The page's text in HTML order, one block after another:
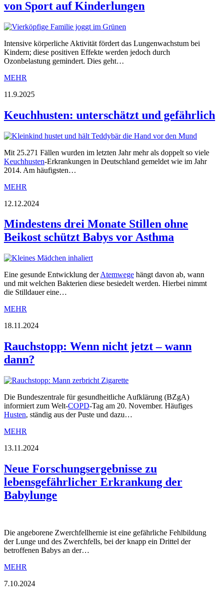
von Sport auf Kinderlungen
Intensive körperliche Aktivität fördert das Lungenwachstum bei
Kindern; diese positiven Effekte werden jedoch durch
Ozonbelastung gemindert. Dies geht…
MEHR
11.9.2025
Keuchhusten: unterschätzt und gefährlich
Mit 25.271 Fällen wurden im letzten Jahr mehr als doppelt so viele
Keuchhusten-Erkrankungen in Deutschland gemeldet wie im Jahr
2014. Am häufigsten…
MEHR
12.12.2024
Mindestens drei Monate Stillen ohne
Beikost schützt Babys vor Asthma
Eine gesunde Entwicklung derAtemwege hängt davon ab, wann
und mit welchen Bakterien diese besiedelt werden. Hierbei nimmt
die Stilldauer eine…
MEHR
18.11.2024
Rauchstopp: Wenn nicht jetzt – wann
dann?
Die Bundeszentrale für gesundheitliche Aufklärung (BZgA)
informiert zum Welt-COPD-Tag am 20. November. Häufiges
Husten, ständig aus der Puste und dazu…
MEHR
13.11.2024
Neue Forschungsergebnisse zu
lebensgefährlicher Erkrankung der
Babylunge
Die angeborene Zwerchfellhernie ist eine gefährliche Fehlbildung
der Lunge und des Zwerchfells, bei der knapp ein Drittel der
betroffenen Babys an der…
MEHR
7.10.2024